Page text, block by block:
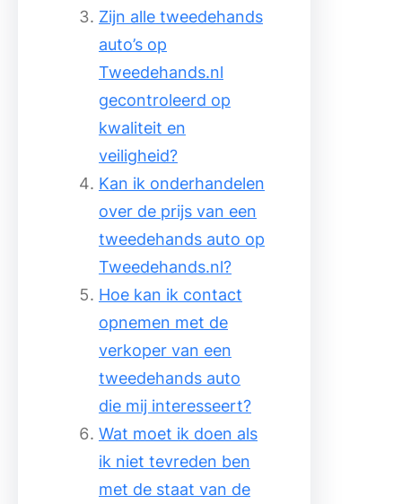
Zijn alle tweedehands
auto’s op
Tweedehands.nl
gecontroleerd op
kwaliteit en
veiligheid?
Kan ik onderhandelen
over de prijs van een
tweedehands auto op
Tweedehands.nl?
Hoe kan ik contact
opnemen met de
verkoper van een
tweedehands auto
die mij interesseert?
Wat moet ik doen als
ik niet tevreden ben
met de staat van de